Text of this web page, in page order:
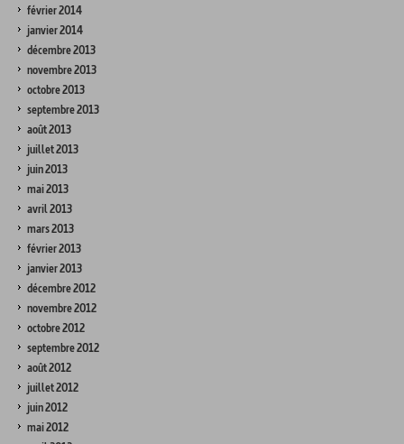
février 2014
janvier 2014
décembre 2013
novembre 2013
octobre 2013
septembre 2013
août 2013
juillet 2013
juin 2013
mai 2013
avril 2013
mars 2013
février 2013
janvier 2013
décembre 2012
novembre 2012
octobre 2012
septembre 2012
août 2012
juillet 2012
juin 2012
mai 2012